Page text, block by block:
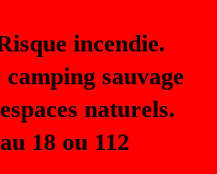
incendie.
sauvage
naturels.
18 ou 112